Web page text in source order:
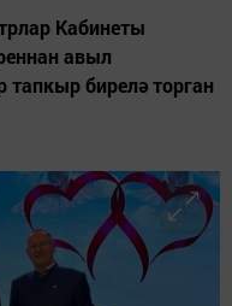
Кабинеты
авыл
тапкыр бирелә торган